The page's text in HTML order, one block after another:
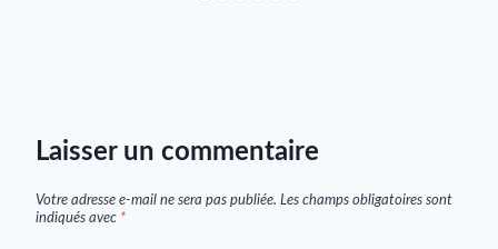
Laisser un commentaire
Votre adresse e-mail ne sera pas publiée. Les champs obligatoires sont
indiqués avec *